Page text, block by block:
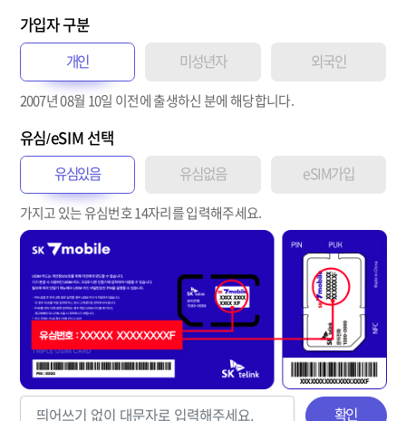
가입자 구분
개인 미성년자 외국인
2007년 08월 10일 이전 에 출생하신 분에 해당합니다.
유심/eSIM 선택
유심있음 유심없음 eSIM가입
가지고 있는 유심번호 14자리를 입력해주세요.
확인